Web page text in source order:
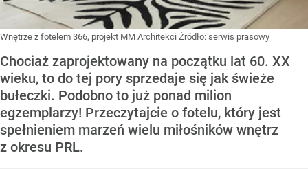
Wnętrze z fotelem 366, projekt MM Architekci Źródło: serwis prasowy
Chociaż zaprojektowany na początku lat 60. XX
wieku, to do tej pory sprzedaje się jak świeże
bułeczki. Podobno to już ponad milion
egzemplarzy! Przeczytajcie o fotelu, który jest
spełnieniem marzeń wielu miłośników wnętrz
z okresu PRL.